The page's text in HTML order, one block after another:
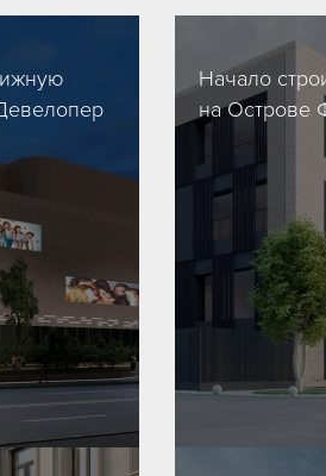
Начало
на Острове